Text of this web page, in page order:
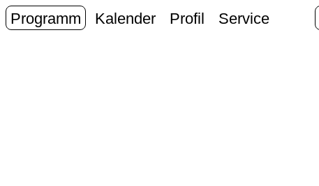
Programm Kalender Profil Service